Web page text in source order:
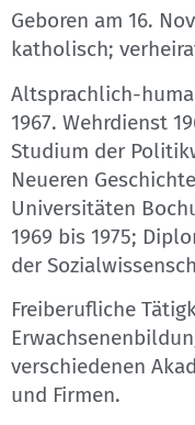
Geboren am 16.
katholisch;
Altsprachlich-
1967. Wehrdienst
Studium der
Neueren
Universitäten
1969 bis 1975;
der
Freiberufliche
verschiedenen
und Firmen.